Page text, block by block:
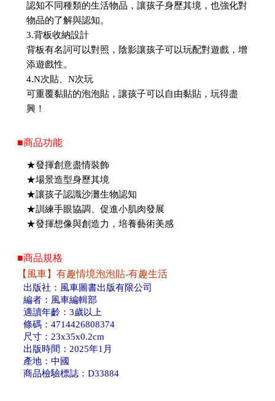
認知不同種類的生活物品，讓孩子身歷其境，也強化對
物品的了解與認知。
3.背板收納設計
背板有名詞可以對照，陰影讓孩子可以玩配對遊戲，增
添遊戲性。
4.N次貼、N次玩
可重覆黏貼的泡泡貼，讓孩子可以自由黏貼，玩得盡
興！
■商品功能
★發揮創意盡情裝飾
★場景造型身歷其境
★讓孩子認識沙灘生物認知
★訓練手眼協調、促進小肌肉發展
★發揮想像與創造力，培養藝術美感
■商品規格
【風車】有趣情境泡泡貼-有趣生活
出版社：風車圖書出版有限公司
編者：風車編輯部
適讀年齡：3歲以上
條碼：4714426808374
尺寸：23x35x0.2cm
出版時間：2025年1月
產地：中國
商品檢驗標誌：D33884